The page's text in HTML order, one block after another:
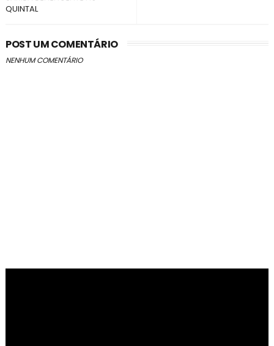
QUINTAL
POST UM COMENTÁRIO
NENHUM COMENTÁRIO